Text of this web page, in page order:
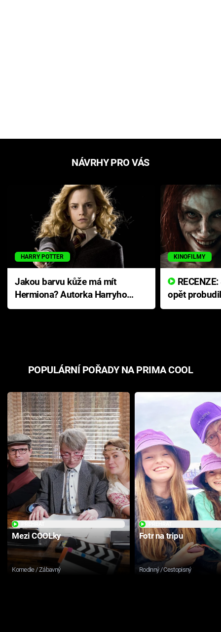
NÁVRHY PRO VÁS
HARRY POTTER
Jakou barvu kůže má mít
Hermiona? Autorka Harryho
Pottera přišla s ráznou
KINOFILMY
opět
přichází s
POPULÁRNÍ POŘADY NA PRIMA COOL
Mezi COOLky
Komedie / Zábavný
Fotr na tripu
Rodinný / Cestopisný